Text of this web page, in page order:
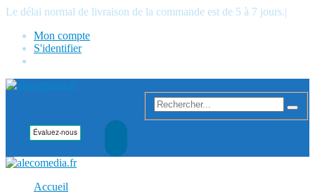
Le délai normal de livraison de la commande est de 5 à 7 jours.|
Mon compte
S'identifier
Accueil